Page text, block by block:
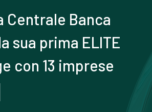
Centrale Banca
sua prima ELITE
con 13 imprese